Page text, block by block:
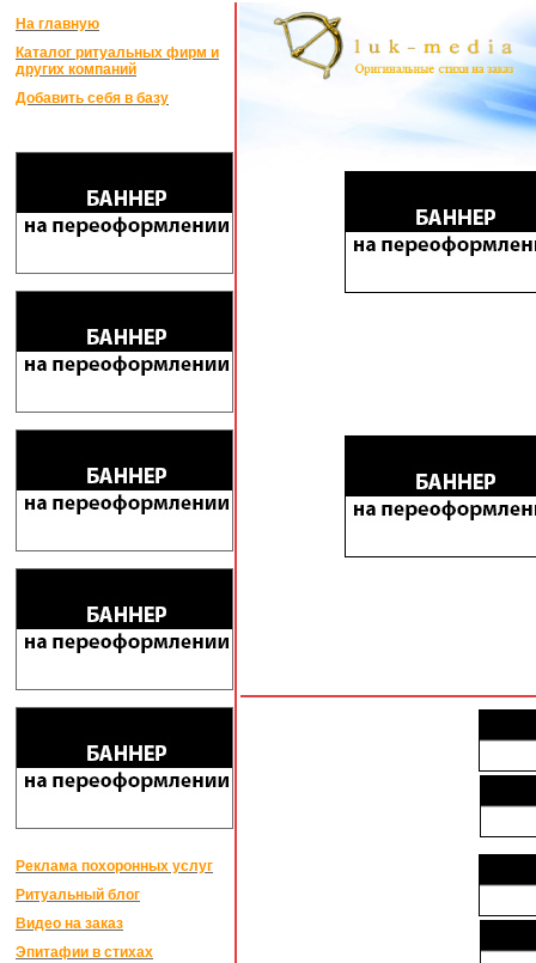
На главную
Каталог ритуальных фирм и
других компаний
Добавить себя в базу
Реклама похоронных услуг
Ритуальный блог
Видео на заказ
Эпитафии в стихах